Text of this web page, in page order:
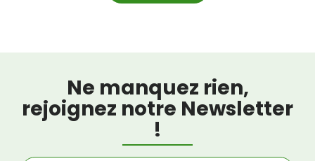
Ne manquez rien,
rejoignez notre Newsletter
!